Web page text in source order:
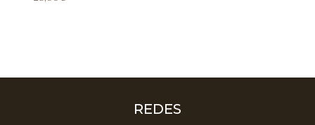
REDES